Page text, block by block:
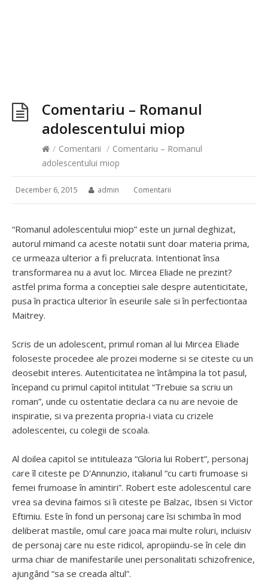
Comentariu – Romanul
adolescentului miop
/ Comentarii / Comentariu – Romanul
adolescentului miop
December 6, 2015 admin Comentarii
“Romanul adolescentului miop” este un jurnal deghizat,
autorul mimand ca aceste notatii sunt doar materia prima,
ce urmeaza ulterior a fi prelucrata. Intentionat însa
transformarea nu a avut loc. Mircea Eliade ne prezint?
astfel prima forma a conceptiei sale despre autenticitate,
pusa în practica ulterior în eseurile sale si în perfectiontaa
Maitrey.
Scris de un adolescent, primul roman al lui Mircea Eliade
foloseste procedee ale prozei moderne si se citeste cu un
deosebit interes. Autenticitatea ne întâmpina la tot pasul,
începand cu primul capitol intitulat “Trebuie sa scriu un
roman”, unde cu ostentatie declara ca nu are nevoie de
inspiratie, si va prezenta propria-i viata cu crizele
adolescentei, cu colegii de scoala.
Al doilea capitol se intituleaza “Gloria lui Robert”, personaj
care îl citeste pe D'Annunzio, italianul “cu carti frumoase si
femei frumoase în amintiri”. Robert este adolescentul care
vrea sa devina faimos si îi citeste pe Balzac, Ibsen si Victor
Eftimiu. Este în fond un personaj care îsi schimba în mod
deliberat mastile, omul care joaca mai multe roluri, incluisiv
de personaj care nu este ridicol, apropiindu-se în cele din
urma chiar de manifestarile unei personalitati schizofrenice,
ajungând “sa se creada altul”.